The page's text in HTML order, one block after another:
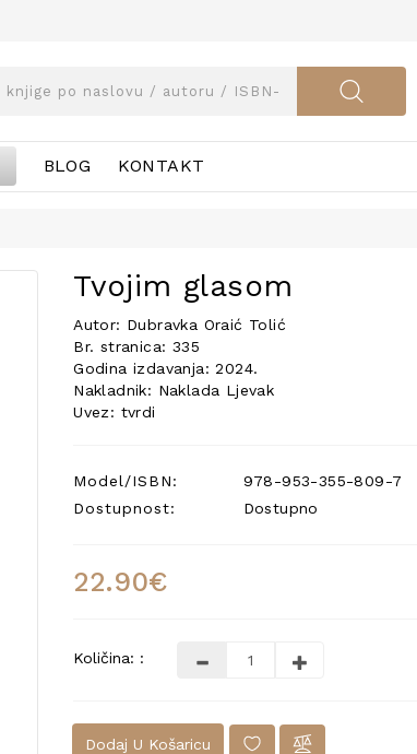
BLOG KONTAKT
Tvojim glasom
Autor: Dubravka Oraić Tolić
Br. stranica: 335
Godina izdavanja: 2024.
Nakladnik: Naklada Ljevak
Uvez: tvrdi
Model/ISBN:
978-953-355-809-7
Dostupnost:
Dostupno
22.90€
Količina: :
Dodaj U Košaricu